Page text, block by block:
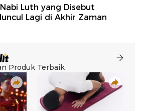
Luth yang Disebut
Lagi di Akhir Zaman